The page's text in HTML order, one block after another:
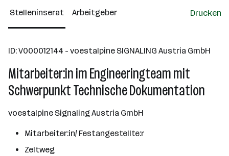
Linz
Stelleninserat Arbeitgeber Drucken
ID: V000012144 - voestalpine SIGNALING Austria GmbH
Mitarbeiter:in im Engineeringteam mit
Schwerpunkt Technische Dokumentation
voestalpine Signaling Austria GmbH
Mitarbeiter:in/ Festangestellte:r
Zeltweg